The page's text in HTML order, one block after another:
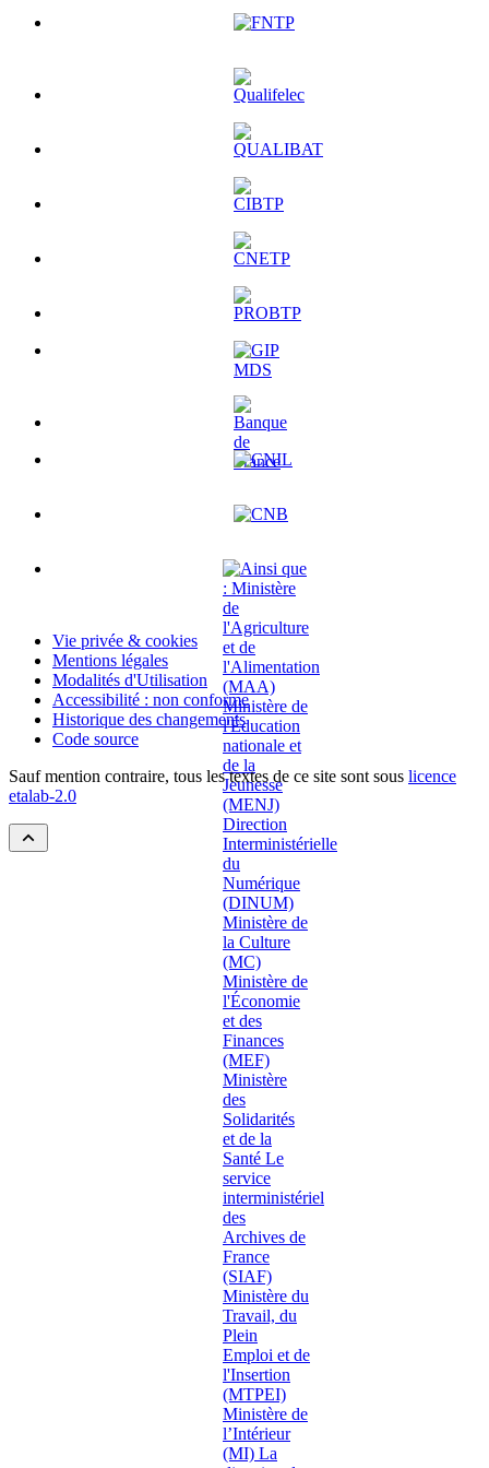
Vie privée & cookies
Mentions légales
Modalités d'Utilisation
Accessibilité : non conforme
Historique des changements
Code source
Sauf mention contraire, tous les textes de ce site sont sous licence
etalab-2.0